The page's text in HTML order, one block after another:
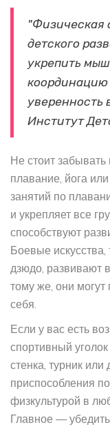
"Физическая
детского
укрепить
координацию
уверенность
Институт
Не стоит забывать
плавание, йога
занятий по
и укрепляет все
способствуют
Боевые искусства,
дзюдо, развивают
тому же, они
себя.
Если у вас есть
спортивный
стенка, турник
приспособления
физкультурой в
Главное —